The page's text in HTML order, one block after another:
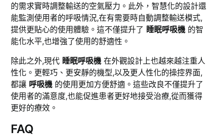
的需求實時調整輸送的空氣壓力。此外，智慧化的設計還
能監測使用者的呼吸情況,在有需要時自動調整輸送模式,
提供更貼心的使用體驗。這不僅提升了 睡眠呼吸機 的智
能化水平,也增強了使用的舒適性。
除此之外,現代 睡眠呼吸機 在外觀設計上也越來越注重人
性化。更輕巧、更安靜的機型,以及更人性化的操控界面,
都讓 呼吸機 的使用更加方便舒適。這些改良不僅提升了
使用者的滿意度,也能促進患者更好地接受治療,從而獲得
更好的療效。
FAQ